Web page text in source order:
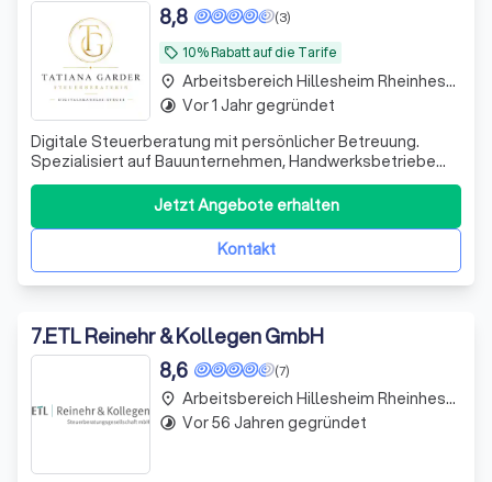
local_offer 10% Rabatt auf die Tarife
(3)
8,8
Digitale Steuerberatung mit persönlicher Betreuung.
Spezialisiert auf Bauunternehmen, Handwerksbetriebe
und technische Dienstleister. Beratung und direkte
Ansprechpartnerin statt anonymer Großkanzlei.
Kontakt
Jetzt Angebote erhalten
place Arbeitsbereich Hillesheim Rheinhessen
timelapse Vor 1 Jahr gegründet
7.ETL Reinehr & Kollegen GmbH
(7)
8,6
place Arbeitsbereich Hillesheim Rheinhessen
timelapse Vor 56 Jahren gegründet